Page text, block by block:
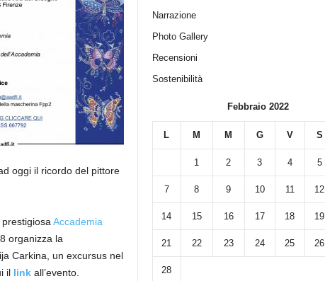
oggi il ricordo del pittore
Accademia
organizza la
Carkina, un excursus nel
il linkall’evento.
Narrazione
Photo Gallery
Recensioni
Sostenibilità
Febbraio 2022
L M M G V S
1 2 3 4 5
7 8 9 10 11 12
14 15 16 17 18 19
21 22 23 24 25 26
28